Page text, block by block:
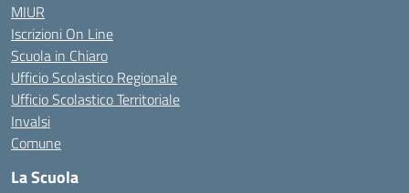
MIUR
Iscrizioni On Line
Scuola in Chiaro
Ufficio Scolastico Regionale
Ufficio Scolastico Territoriale
Invalsi
Comune
La Scuola